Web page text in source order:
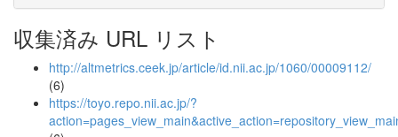
収集済み URL リスト
http://altmetrics.ceek.jp/article/id.nii.ac.jp/1060/00009112/
(6)
https://toyo.repo.nii.ac.jp/?